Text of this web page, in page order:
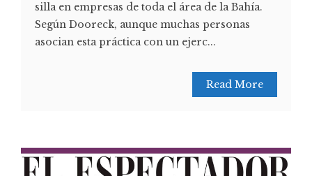
silla en empresas de toda el área de la Bahía.
Según Dooreck, aunque muchas personas
asocian esta práctica con un ejerc...
Read More